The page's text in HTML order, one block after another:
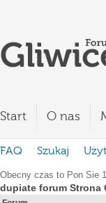
Start O nas
FAQ Szukaj
Obecny czas to Pon Sie
dupiate forum Strona